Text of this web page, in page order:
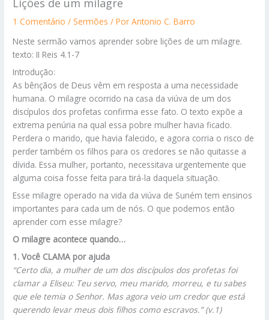
1 Comentário /Sermões / PorAntonio C. Barro
Neste sermão vamos aprender sobre lições de um milagre.
texto: II Reis 4.1-7
Introdução:
As bênçãos de Deus vêm em resposta a uma necessidade
humana. O milagre ocorrido na casa da viúva de um dos
discípulos dos profetas confirma esse fato. O texto expõe a
extrema penúria na qual essa pobre mulher havia ficado.
Perdera o marido, que havia falecido, e agora corria o risco de
perder também os filhos para os credores se não quitasse a
dívida. Essa mulher, portanto, necessitava urgentemente que
alguma coisa fosse feita para tirá-la daquela situação.
Esse milagre operado na vida da viúva de Suném tem ensinos
importantes para cada um de nós. O que podemos então
aprender com esse milagre?
O milagre acontece quando…
1. Você CLAMA por ajuda
“Certo dia, a mulher de um dos discípulos dos profetas foi
clamar a Eliseu: Teu servo, meu marido, morreu, e tu sabes
que ele temia o Senhor. Mas agora veio um credor que está
querendo levar meus dois filhos como escravos.” (v.1)